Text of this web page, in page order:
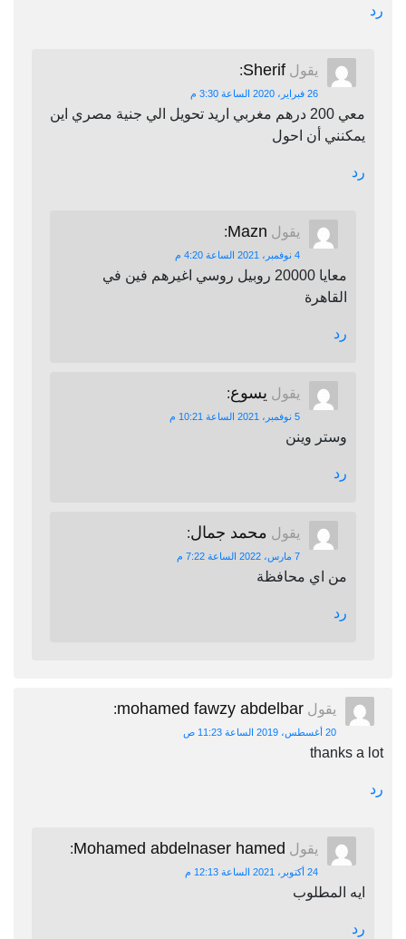
رد
يقول Sherif
:
26 فبراير، 2020 الساعة 3:30 م
معي 200 درهم مغربي اريد تحويل الي جنية مصري اين
يمكنني أن احول
رد
يقول Mazn
:
4 نوفمبر، 2021 الساعة 4:20 م
معايا 20000 روبيل روسي اغيرهم فين في
القاهرة
رد
يقول يسوع:
5 نوفمبر، 2021 الساعة 10:21 م
وستر وينن
رد
يقول محمد جمال:
7 مارس، 2022 الساعة 7:22 م
من اي محافظة
رد
يقول mohamed fawzy abdelbar
:
20 أغسطس، 2019 الساعة 11:23 ص
thanks a lot
رد
يقول Mohamed abdelnaser hamed
:
24 أكتوبر، 2021 الساعة 12:13 م
ايه المطلوب
رد